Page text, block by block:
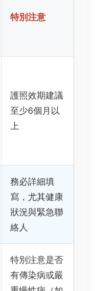
特別注意
護照效期建議
至少6個月以
上
務必詳細填
寫，尤其健康
狀況與緊急聯
絡人
特別注意是否
有傳染病或嚴